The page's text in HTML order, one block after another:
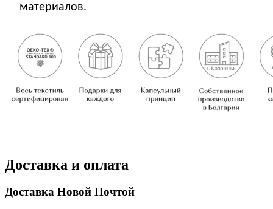
материалов.
Доставка и оплата
Доставка Новой Почтой